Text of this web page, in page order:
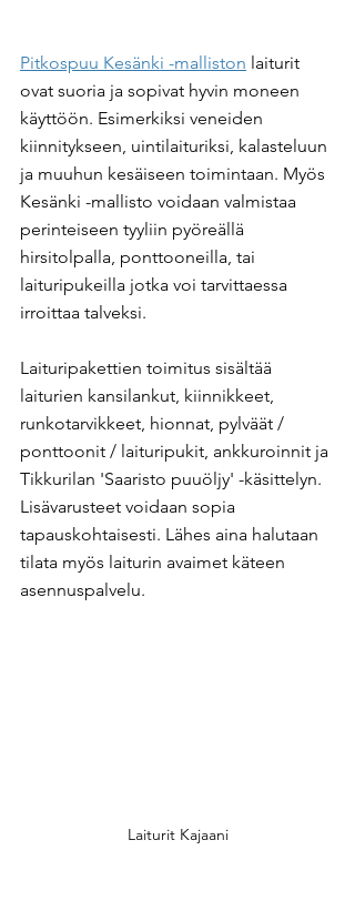
Pitkospuu Kesänki -malliston laiturit
ovat suoria ja sopivat hyvin moneen
käyttöön. Esimerkiksi veneiden
kiinnitykseen, uintilaituriksi, kalasteluun
ja muuhun kesäiseen toimintaan. Myös
Kesänki -mallisto voidaan valmistaa
perinteiseen tyyliin pyöreällä
hirsitolpalla, ponttooneilla, tai
laituripukeilla jotka voi tarvittaessa
irroittaa talveksi.
Laituripakettien toimitus sisältää
laiturien kansilankut, kiinnikkeet,
runkotarvikkeet, hionnat, pylväät /
ponttoonit / laituripukit, ankkuroinnit ja
Tikkurilan 'Saaristo puuöljy' -käsittelyn.
Lisävarusteet voidaan sopia
tapauskohtaisesti. Lähes aina halutaan
tilata myös laiturin avaimet käteen
asennuspalvelu. ​
Laiturit Kajaani